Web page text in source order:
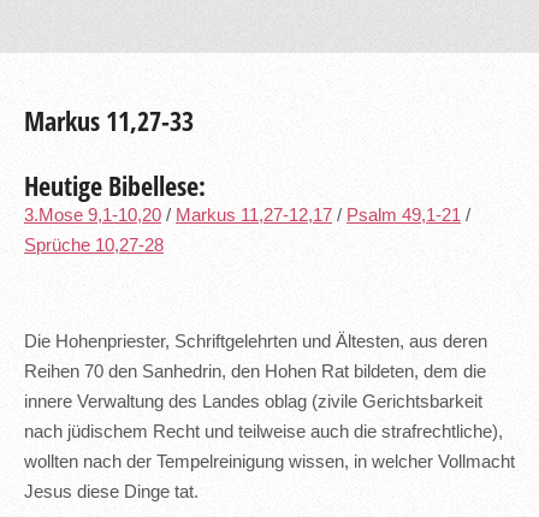
Markus 11,27-33
Heutige Bibellese:
3.Mose 9,1-10,20 / Markus 11,27-12,17 / Psalm 49,1-21 /
Sprüche 10,27-28
Die Hohenpriester, Schriftgelehrten und Ältesten, aus deren
Reihen 70 den Sanhedrin, den Hohen Rat bildeten, dem die
innere Verwaltung des Landes oblag (zivile Gerichtsbarkeit
nach jüdischem Recht und teilweise auch die strafrechtliche),
wollten nach der Tempelreinigung wissen, in welcher Vollmacht
Jesus diese Dinge tat.